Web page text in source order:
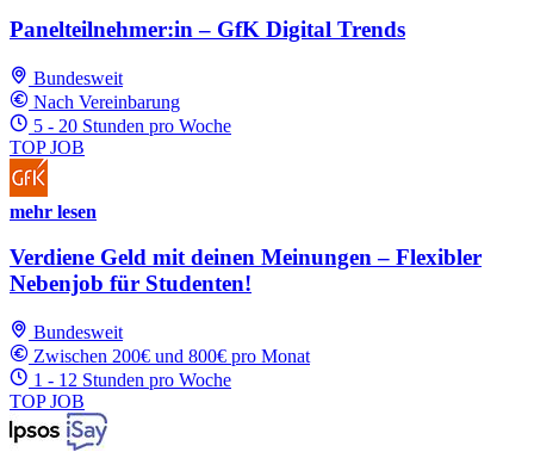
Panelteilnehmer:in – GfK Digital Trends
Bundesweit
Nach Vereinbarung
5 - 20 Stunden pro Woche
TOP JOB
mehr lesen
Verdiene Geld mit deinen Meinungen – Flexibler
Nebenjob für Studenten!
Bundesweit
Zwischen 200€ und 800€ pro Monat
1 - 12 Stunden pro Woche
TOP JOB